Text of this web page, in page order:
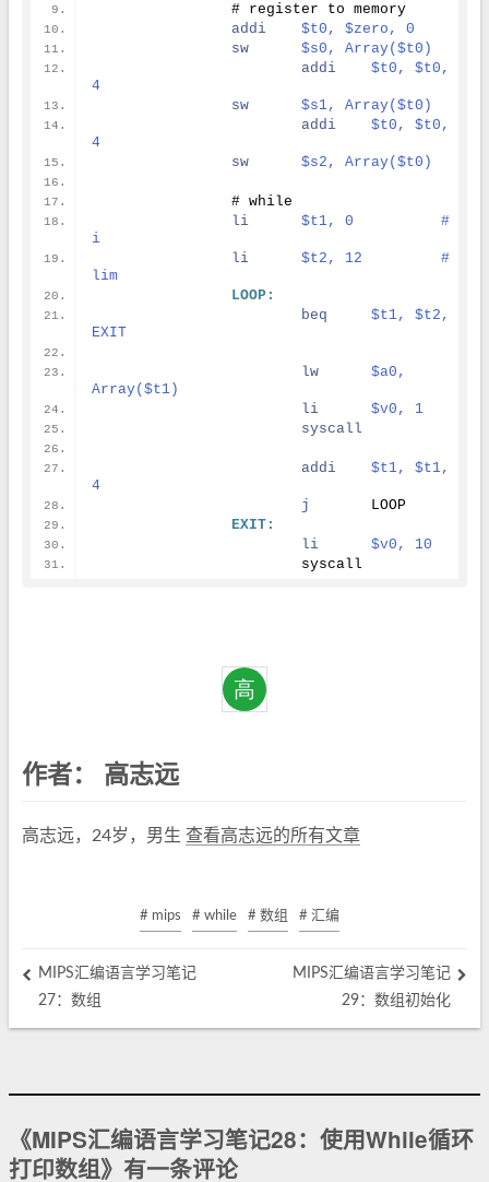
    		# register to memory
addi
$t0, $zero, 0
sw
$s0, Array($t0)
addi
$t0, $t0,
4
sw
$s1, Array($t0)
addi
$t0, $t0,
4
sw
$s2, Array($t0)
    		# while
li
$t1, 0		#
i
li
$t2, 12		#
lim
LOOP:
beq
$t1, $t2,
EXIT
lw
$a0,
Array($t1)
li
$v0, 1
syscall
addi
$t1, $t1,
4
j
	LOOP
EXIT:
li
$v0, 10
			syscall
作者： 高志远
高志远，24岁，男生 查看高志远的所有文章
# mips # while # 数组 # 汇编
MIPS汇编语言学习笔记
27：数组
MIPS汇编语言学习笔记
29：数组初始化
《MIPS汇编语言学习笔记28：使用While循环
打印数组》有一条评论